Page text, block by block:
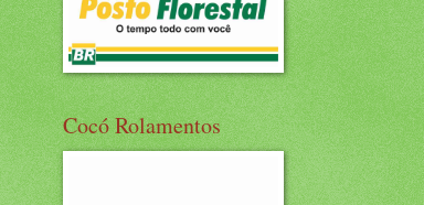
Cocó Rolamentos